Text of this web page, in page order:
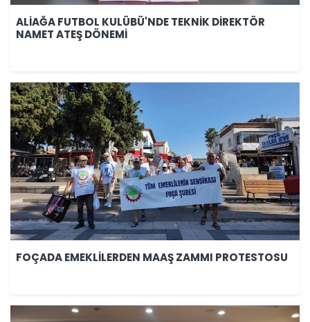
ALİAĞA FUTBOL KULÜBÜ'NDE TEKNİK DİREKTÖR
NAMET ATEŞ DÖNEMİ
FOÇADA EMEKLİLERDEN MAAŞ ZAMMI PROTESTOSU